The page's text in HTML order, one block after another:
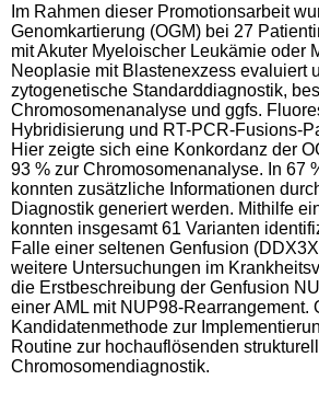
Im Rahmen dieser Promotionsarbeit
Genomkartierung (OGM) bei 27
mit Akuter Myeloischer Leukämie oder
Neoplasie mit Blastenexzess evaluiert
zytogenetische Standarddiagnostik,
Chromosomenanalyse und ggfs.
Hybridisierung und RT-PCR-Fusions-
Hier zeigte sich eine Konkordanz der
93 % zur Chromosomenanalyse. In 67
konnten zusätzliche Informationen
Diagnostik generiert werden. Mithilfe
konnten insgesamt 61 Varianten
Falle einer seltenen Genfusion
weitere Untersuchungen im
die Erstbeschreibung der Genfusion
einer AML mit NUP98-Rearrangement.
Kandidatenmethode zur
Routine zur hochauflösenden
Chromosomendiagnostik.